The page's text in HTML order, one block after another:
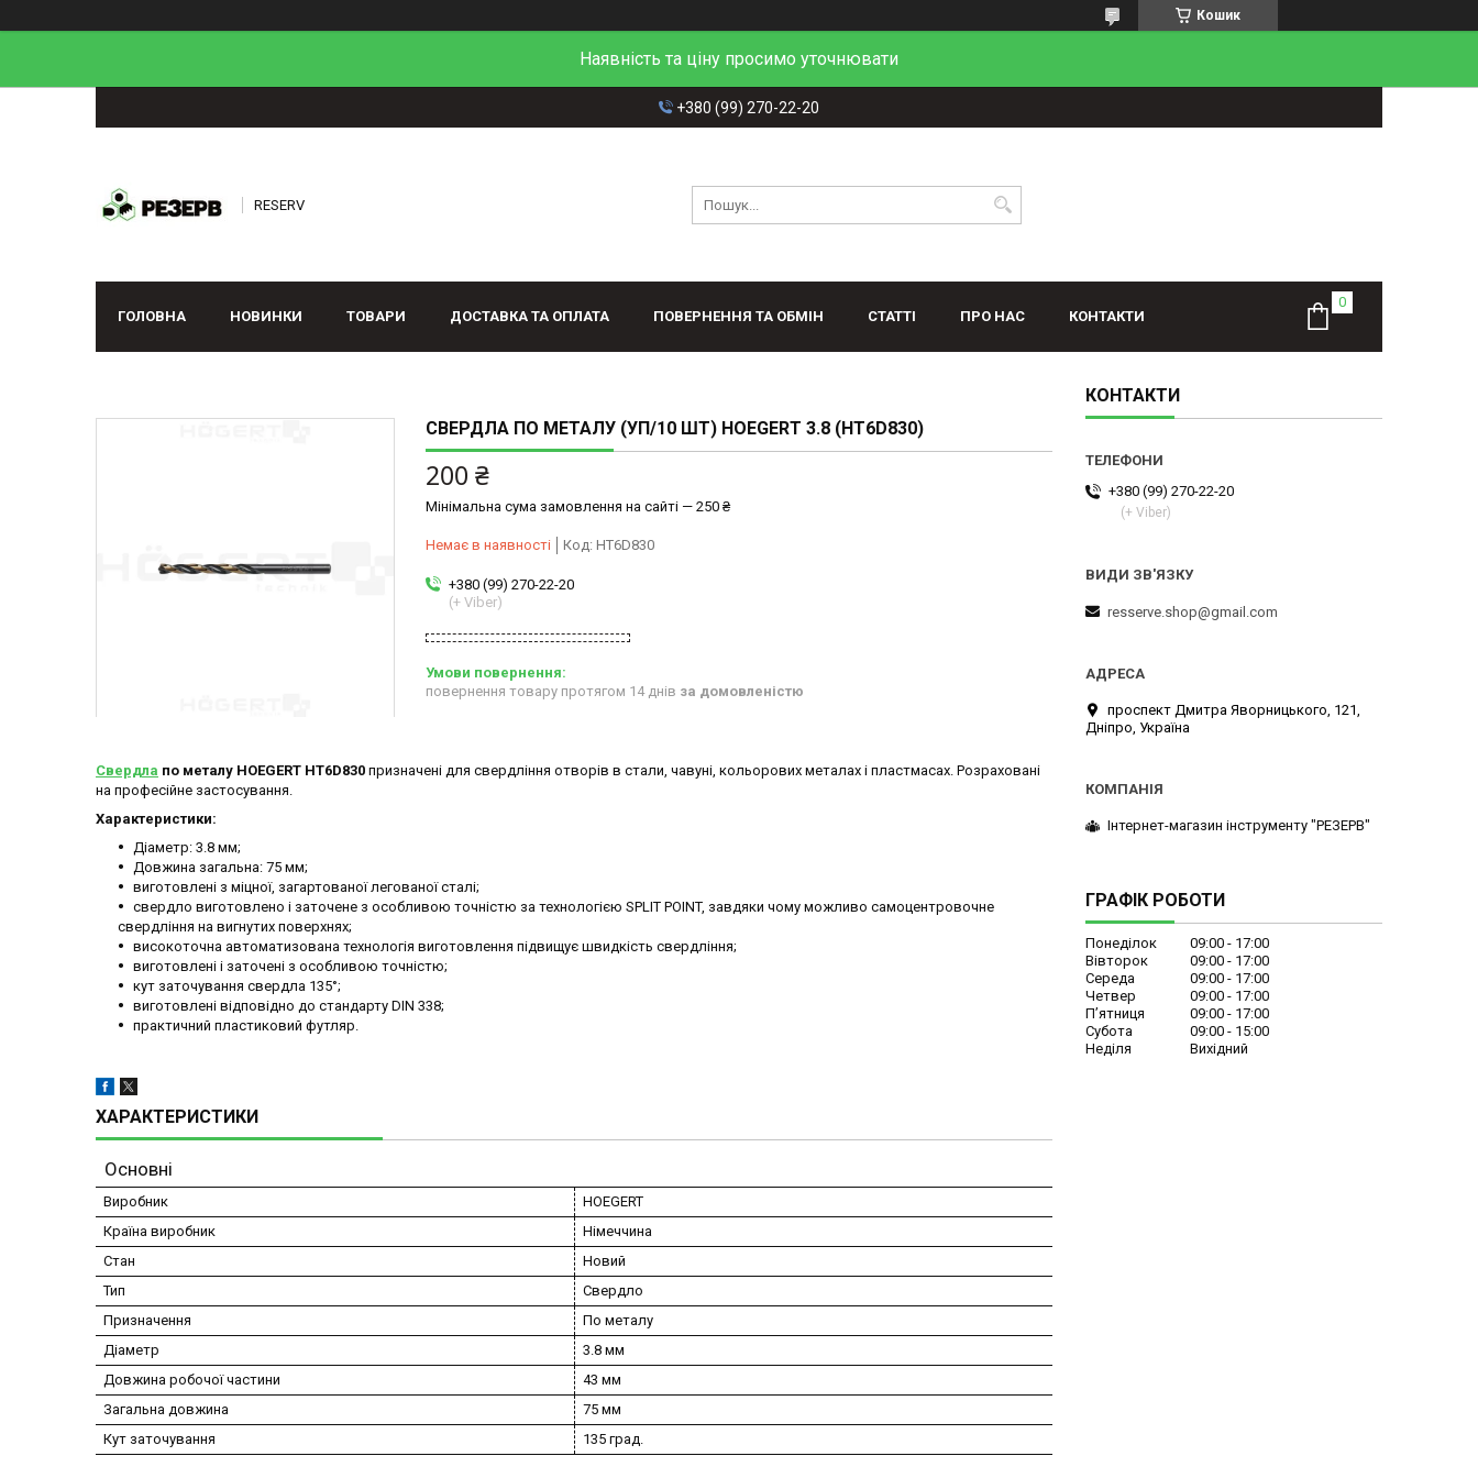
Кошик
Наявність та ціну просимо уточнювати
+380 (99) 270-22-20
RESERV
ГОЛОВНА НОВИНКИ ТОВАРИ ДОСТАВКА ТА ОПЛАТА ПОВЕРНЕННЯ ТА ОБМІН СТАТТІ ПРО НАС КОНТАКТИ
СВЕРДЛА ПО МЕТАЛУ (УП/10 ШТ) HOEGERT 3.8 (HT6D830)
200 ₴
Мінімальна сума замовлення на сайті — 250 ₴
Немає в наявності Код: HT6D830
+380 (99) 270-22-20
(+ Viber)
повернення товару протягом 14 днів за домовленістю
Свердла по металу HOEGERT HT6D830 призначені для свердління отворів в стали, чавуні, кольорових металах і пластмасах. Розраховані
на професійне застосування.
Характеристики:
Діаметр: 3.8 мм;
Довжина загальна: 75 мм;
виготовлені з міцної, загартованої легованої сталі;
свердло виготовлено і заточене з особливою точністю за технологією SPLIT POINT, завдяки чому можливо самоцентровочне
свердління на вигнутих поверхнях;
високоточна автоматизована технологія виготовлення підвищує швидкість свердління;
виготовлені і заточені з особливою точністю;
кут заточування свердла 135°;
виготовлені відповідно до стандарту DIN 338;
практичний пластиковий футляр.
ХАРАКТЕРИСТИКИ
Основні
Виробник
HOEGERT
Країна виробник
Німеччина
Стан
Новий
Тип
Свердло
Призначення
По металу
Діаметр
3.8 мм
Довжина робочої частини
43 мм
Загальна довжина
75 мм
Кут заточування
135 град.
КОНТАКТИ
+380 (99) 270-22-20
(+ Viber)
resserve.shop@gmail.com
проспект Дмитра Яворницького, 121,
Дніпро, Україна
Інтернет-магазин інструменту "РЕЗЕРВ"
ГРАФІК РОБОТИ
Понеділок 09:00
17:00
Вівторок
09:00
17:00
Середа
09:00
17:00
Четвер
09:00
17:00
Пʼятниця
09:00
17:00
Субота
09:00
15:00
Неділя
Вихідний